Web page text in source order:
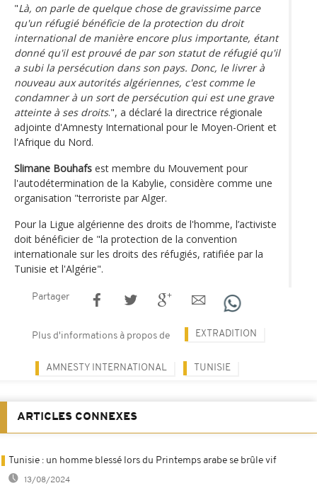
"Là, on parle de quelque chose de gravissime parce
qu'un réfugié bénéficie de la protection du droit
international de manière encore plus importante, étant
donné qu'il est prouvé de par son statut de réfugié qu'il
a subi la persécution dans son pays. Donc, le livrer à
nouveau aux autorités algériennes, c'est comme le
condamner à un sort de persécution qui est une grave
atteinte à ses droits.", a déclaré la directrice régionale
adjointe d'Amnesty International pour le Moyen-Orient et
l'Afrique du Nord.
Slimane Bouhafs est membre du Mouvement pour
l'autodétermination de la Kabylie, considère comme une
organisation "terroriste par Alger.
Pour la Ligue algérienne des droits de l'homme, l’activiste
doit bénéficier de "la protection de la convention
internationale sur les droits des réfugiés, ratifiée par la
Tunisie et l'Algérie".
Partager
Plus d'informations à propos de EXTRADITION
AMNESTY INTERNATIONAL TUNISIE
ARTICLES CONNEXES
Tunisie : un homme blessé lors du Printemps arabe se brûle vif
13/08/2024